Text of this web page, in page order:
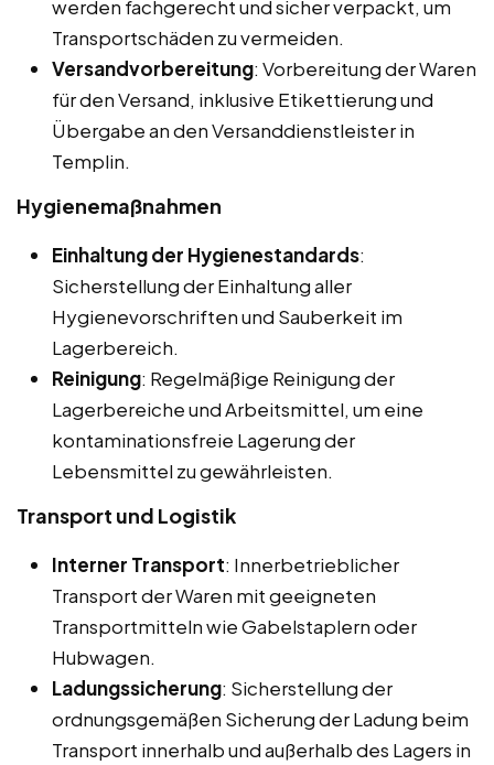
werden fachgerecht und sicher verpackt, um
Transportschäden zu vermeiden.
Versandvorbereitung: Vorbereitung der Waren
für den Versand, inklusive Etikettierung und
Übergabe an den Versanddienstleister in
Templin.
Hygienemaßnahmen
Einhaltung der Hygienestandards:
Sicherstellung der Einhaltung aller
Hygienevorschriften und Sauberkeit im
Lagerbereich.
Reinigung: Regelmäßige Reinigung der
Lagerbereiche und Arbeitsmittel, um eine
kontaminationsfreie Lagerung der
Lebensmittel zu gewährleisten.
Transport und Logistik
Interner Transport: Innerbetrieblicher
Transport der Waren mit geeigneten
Transportmitteln wie Gabelstaplern oder
Hubwagen.
Ladungssicherung: Sicherstellung der
ordnungsgemäßen Sicherung der Ladung beim
Transport innerhalb und außerhalb des Lagers in